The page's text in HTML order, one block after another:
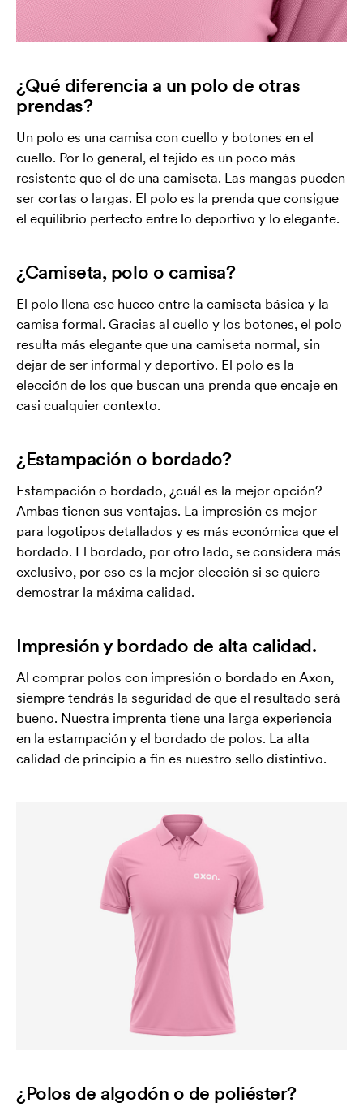
¿Qué diferencia a un polo de otras
prendas?
Un polo es una camisa con cuello y botones en el
cuello. Por lo general, el tejido es un poco más
resistente que el de una camiseta. Las mangas pueden
ser cortas o largas. El polo es la prenda que consigue
el equilibrio perfecto entre lo deportivo y lo elegante.
¿Camiseta, polo o camisa?
El polo llena ese hueco entre la camiseta básica y la
camisa formal. Gracias al cuello y los botones, el polo
resulta más elegante que una camiseta normal, sin
dejar de ser informal y deportivo. El polo es la
elección de los que buscan una prenda que encaje en
casi cualquier contexto.
¿Estampación o bordado?
Estampación o bordado, ¿cuál es la mejor opción?
Ambas tienen sus ventajas. La impresión es mejor
para logotipos detallados y es más económica que el
bordado. El bordado, por otro lado, se considera más
exclusivo, por eso es la mejor elección si se quiere
demostrar la máxima calidad.
Impresión y bordado de alta calidad.
Al comprar polos con impresión o bordado en Axon,
siempre tendrás la seguridad de que el resultado será
bueno. Nuestra imprenta tiene una larga experiencia
en la estampación y el bordado de polos. La alta
calidad de principio a fin es nuestro sello distintivo.
¿Polos de algodón o de poliéster?